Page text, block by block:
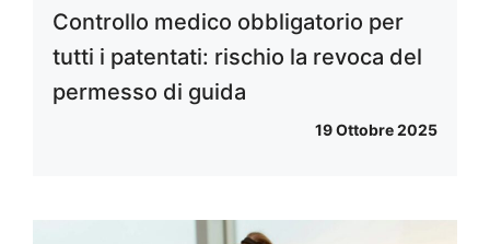
Controllo medico obbligatorio per
tutti i patentati: rischio la revoca del
permesso di guida
19 Ottobre 2025